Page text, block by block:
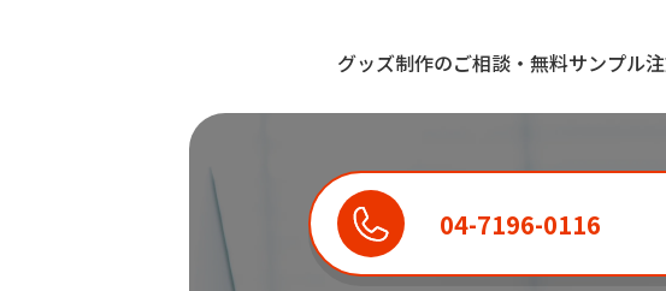
グッズ制作のご相談・無料サンプル
04-7196-0116